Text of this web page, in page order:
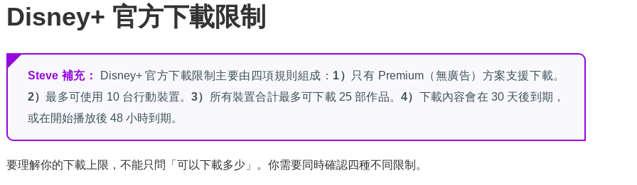
Disney+ 官方下載限制
Steve 補充： Disney+ 官方下載限制主要由四項規則組成： 1）
只有 Premium（無廣告）方案支援下載。
2）最多可使用 10 台行動裝置。3） 所有裝置合計最多可下載 25 部作品。4） 下載內容會在 30 天後到期，
或在開始播放後 48 小時到期。
要理解你的下載上限，不能只問「可以下載多少」。你需要同時確認四種不同限制。